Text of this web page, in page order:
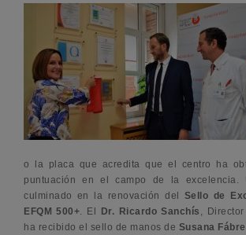
o la placa que acredita que el centro ha
puntuación en el campo de la
culminado en la renovación del Sello de
EFQM 500+. El Dr. Ricardo Sanchís ,
ha recibido el sello de manos de Susana